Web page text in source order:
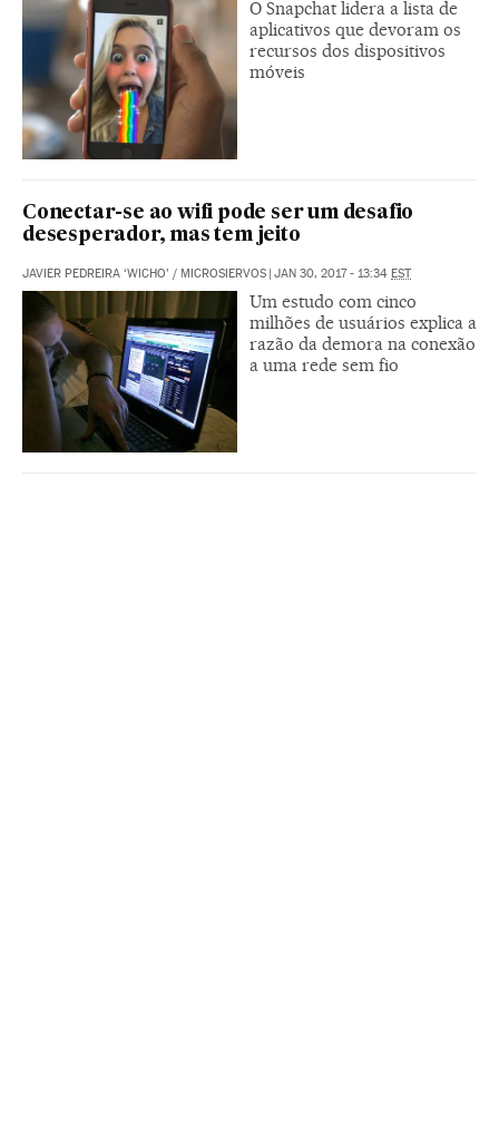
O Snapchat lidera a lista de
aplicativos que devoram os
recursos dos dispositivos
móveis
Conectar-se ao wifi pode ser um desafio
desesperador, mas tem jeito
JAVIER PEDREIRA ‘WICHO’ / MICROSIERVOS | JAN 30, 2017 - 13:34 EST
Um estudo com cinco
milhões de usuários explica a
razão da demora na conexão
a uma rede sem fio